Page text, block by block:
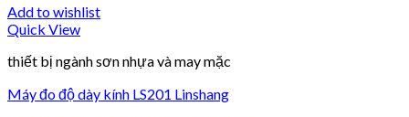
Add to wishlist
Quick View
thiết bị ngành sơn nhựa và may mặc
Máy đo độ dày kính LS201 Linshang